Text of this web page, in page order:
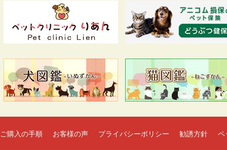
ご購入の手順 お客様の声 プライバシーポリシー 勧誘方針 ペ